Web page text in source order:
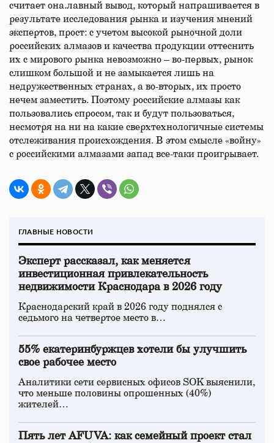
считает она.лавный вывод, который напрашивается в
результате исследования рынка и изучения мнений
экспертов, прост: с учетом высокой рыночной доли
российских алмазов и качества продукции оттеснить
их с мирового рынка невозможно – во-первых, рынок
слишком большой и не замыкается лишь на
недружественных странах, а во-вторых, их просто
нечем заместить. Поэтому российские алмазы как
пользовались спросом, так и будут пользоваться,
несмотря на ни на какие сверхтехнологичные системы
отслеживания происхождения. В этом смысле «войну»
с российскими алмазами запад все-таки проигрывает.
ГЛАВНЫЕ НОВОСТИ
Эксперт рассказал, как меняется
инвестиционная привлекательность
недвижимости Краснодара в 2026 году
Краснодарский край в 2026 году поднялся с
седьмого на четвертое место в…
55% екатеринбуржцев хотели бы улучшить
свое рабочее место
Аналитики сети сервисных офисов SOK выяснили,
что меньше половины опрошенных (40%)
жителей…
Пять лет AFUVA: как семейный проект стал